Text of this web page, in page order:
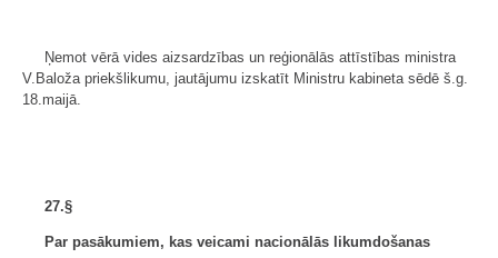
Ņemot vērā vides aizsardzības un reģionālās attīstības ministra
V.Baloža priekšlikumu, jautājumu izskatīt Ministru kabineta sēdē š.g.
18.maijā.
27.§
Par pasākumiem, kas veicami nacionālās likumdošanas